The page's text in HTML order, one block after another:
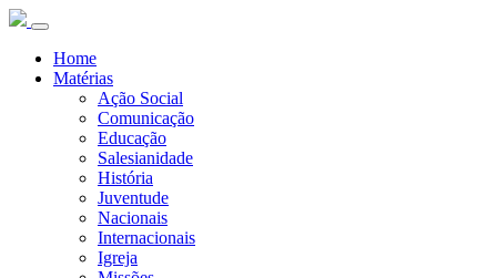
Home
Matérias
Ação Social
Comunicação
Educação
Salesianidade
História
Juventude
Nacionais
Internacionais
Igreja